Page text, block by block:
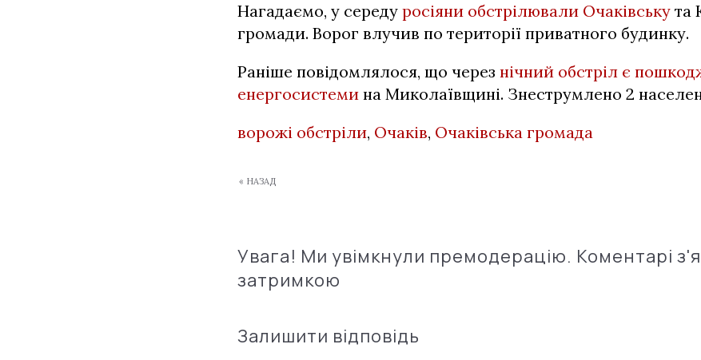
Нагадаємо, у середу росіяни обстрілювали Очаківську та
громади. Ворог влучив по території приватного будинку.
Раніше повідомлялося, що через нічний обстріл є
енергосистеми на Миколаївщині. Знеструмлено 2
ворожі обстріли, Очаків, Очаківська громада
« НАЗАД
Увага! Ми увімкнули премодерацію. Коментарі
затримкою
Залишити відповідь